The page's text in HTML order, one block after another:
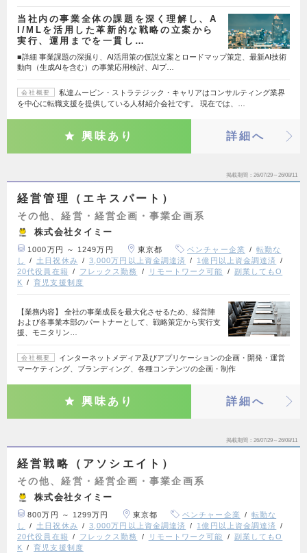
当社内の事業全体の課題を深く理解し、A
I/MLを活用した革新的な戦略の立案から
実行、運用までを一貫し…
■詳細 事業課題の深掘り、AI活用策の仮説立案とロードマップ策定、最新AI技術
動向（生成AIを含む）の事業応用検討、AIプ…
会社概要
私達ムービン・ストラテジック・キャリアはコンサルティング業界
を中心に転職支援を提供している人材紹介会社です。 現在では、…
興味あり 詳細へ
掲載期間 26/07/29～26/08/11
経営管理（エキスパート）
その他、経営・経営企画・事業企画系
株式会社タイミー
1000万円 ～ 1249万円 東京都 ベンチャー企業
転勤な
し
土日祝休み 3,000万円以上資金調達済
1億円以上資金調達済
20代役員在籍
フレックス勤務 リモートワーク可能
副業してもO
K
育児支援制度
【業務内容】 全社の事業成長を最大化させるため、経営陣
および各事業本部のパートナーとして、戦略策定から実行支
援、モニタリン…
会社概要
インターネットメディア及びアプリケーションの企画・開発・運営
マーケティング、ブランディング、各種コンテンツの企画・制作
興味あり 詳細へ
掲載期間 26/07/29～26/08/11
経営戦略（アソシエイト）
その他、経営・経営企画・事業企画系
株式会社タイミー
800万円 ～ 1299万円 東京都 ベンチャー企業
転勤な
し
土日祝休み 3,000万円以上資金調達済
1億円以上資金調達済
20代役員在籍
フレックス勤務 リモートワーク可能
副業してもO
K
育児支援制度